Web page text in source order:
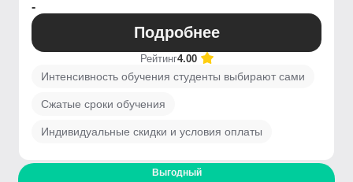
-
Подробнее
Рейтинг4.00
Интенсивность обучения студенты выбирают сами
Сжатые сроки обучения
Индивидуальные скидки и условия оплаты
Выгодный